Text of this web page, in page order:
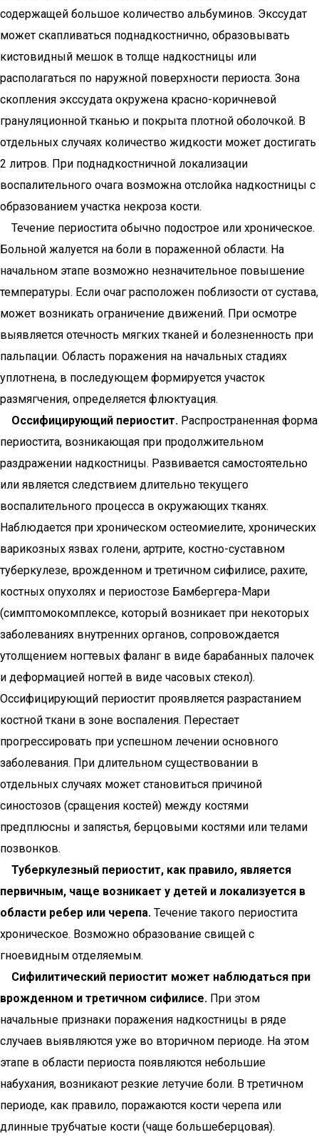
содержащей большое количество альбуминов. Экссудат
может скапливаться поднадкостнично, образовывать
кистовидный мешок в толще надкостницы или
располагаться по наружной поверхности периоста. Зона
скопления экссудата окружена красно-коричневой
грануляционной тканью и покрыта плотной оболочкой. В
отдельных случаях количество жидкости может достигать
2 литров. При поднадкостничной локализации
воспалительного очага возможна отслойка надкостницы с
образованием участка некроза кости.
Течение периостита обычно подострое или хроническое.
Больной жалуется на боли в пораженной области. На
начальном этапе возможно незначительное повышение
температуры. Если очаг расположен поблизости от сустава,
может возникать ограничение движений. При осмотре
выявляется отечность мягких тканей и болезненность при
пальпации. Область поражения на начальных стадиях
уплотнена, в последующем формируется участок
размягчения, определяется флюктуация.
Оссифицирующий периостит. Распространенная форма
периостита, возникающая при продолжительном
раздражении надкостницы. Развивается самостоятельно
или является следствием длительно текущего
воспалительного процесса в окружающих тканях.
Наблюдается при хроническом остеомиелите, хронических
варикозных язвах голени, артрите, костно-суставном
туберкулезе, врожденном и третичном сифилисе, рахите,
костных опухолях и периостозе Бамбергера-Мари
(симптомокомплексе, который возникает при некоторых
заболеваниях внутренних органов, сопровождается
утолщением ногтевых фаланг в виде барабанных палочек
и деформацией ногтей в виде часовых стекол).
Оссифицирующий периостит проявляется разрастанием
костной ткани в зоне воспаления. Перестает
прогрессировать при успешном лечении основного
заболевания. При длительном существовании в
отдельных случаях может становиться причиной
синостозов (сращения костей) между костями
предплюсны и запястья, берцовыми костями или телами
позвонков.
Туберкулезный периостит, как правило, является
первичным, чаще возникает у детей и локализуется в
области ребер или черепа. Течение такого периостита
хроническое. Возможно образование свищей с
гноевидным отделяемым.
Сифилитический периостит может наблюдаться при
врожденном и третичном сифилисе. При этом
начальные признаки поражения надкостницы в ряде
случаев выявляются уже во вторичном периоде. На этом
этапе в области периоста появляются небольшие
набухания, возникают резкие летучие боли. В третичном
периоде, как правило, поражаются кости черепа или
длинные трубчатые кости (чаще большеберцовая).